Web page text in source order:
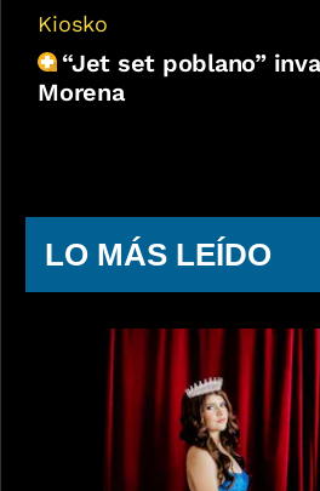
Kiosko
“Jet set poblano”
Morena
LO MÁS LEÍDO